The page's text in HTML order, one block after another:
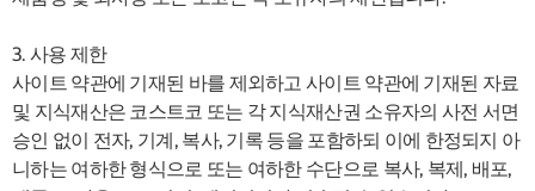
3. 사용 제한
사이트 약관에 기재된 바를 제외하고 사이트 약관에 기재된 자료
및 지식재산은 코스트코 또는 각 지식재산권 소유자의 사전 서면
승인 없이 전자, 기계, 복사, 기록 등을 포함하되 이에 한정되지 아
니하는 여하한 형식으로 또는 여하한 수단으로 복사, 복제, 배포,